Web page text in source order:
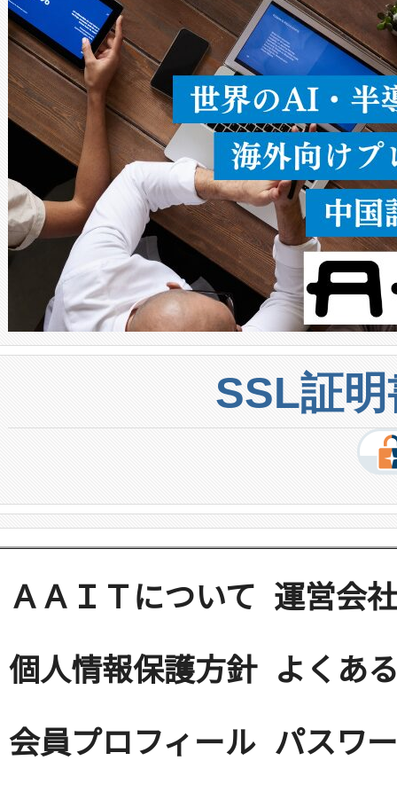
うにします。遠距離まで届く
密度なスキャ […]
SSL証
ＡＡＩＴについて 運営会社
個人情報保護方針 よくあ
会員プロフィール パスワ